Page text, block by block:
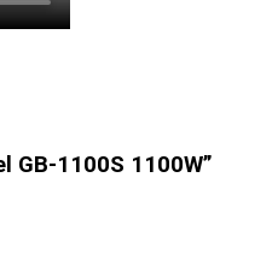
1100S 1100W”